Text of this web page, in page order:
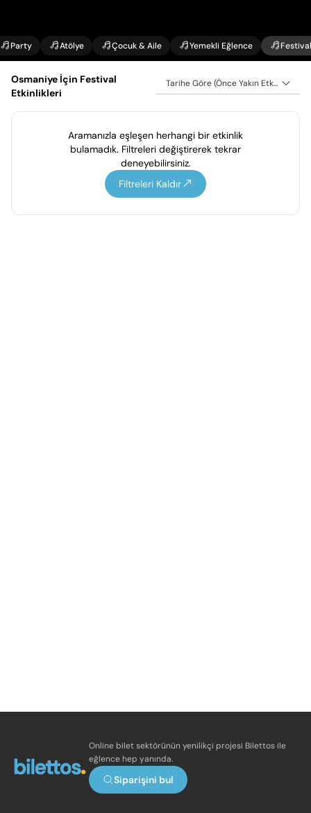
Party Atölye Çocuk & Aile Yemekli Eğlence Festival
Osmaniye İçin Festival
Etkinlikleri
Tarihe Göre (Önce Yakın Etkinlikler)
Aramanızla eşleşen herhangi bir etkinlik
bulamadık. Filtreleri değiştirerek tekrar
deneyebilirsiniz.
Filtreleri Kaldır
Online bilet sektörünün yenilikçi projesi Bilettos ile
eğlence hep yanında.
Siparişini bul